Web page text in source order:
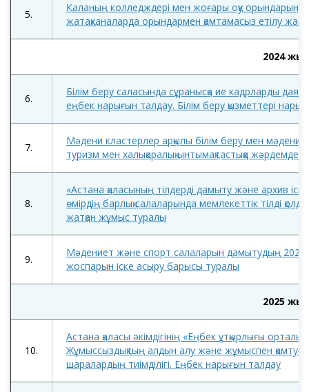
5.
Қаланың колледждері мен жоғары оқу
жатақханаларда орындармен қамтамасыз етілу
2024
6.
Білім беру саласында сұранысқа ие кадрларды
еңбек нарығын талдау. Білім беру қызметтері
7.
Мәдени кластерлер арқылы білім беру мен мәдени
туризм мен халықаралық ынтымақтастыққа
8.
«Астана қаласының тілдерді дамыту және архив ісі
өмірдің барлық салаларында мемлекеттік тілді
жатқан жұмыс туралы
9.
Мәдениет және спорт салаларын дамытудың
жоспарын іске асыру барысы туралы
2025
10.
Астана қаласы әкімдігінің «Еңбек ұтқырлығы
Жұмыссыздықтың алдын алу және жұмыспен
шаралардың тиімділігі. Еңбек нарығын талдау